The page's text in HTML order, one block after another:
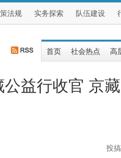
法规 实务探索 队伍建设
首页 社会热点 高
公益行收官 京
投搞